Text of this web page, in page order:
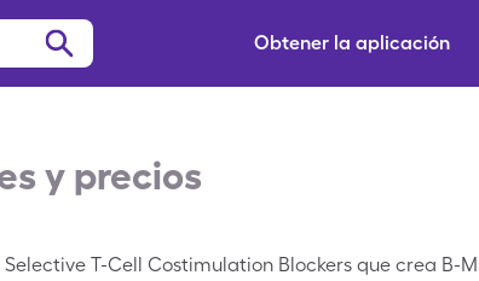
Obtener la aplicación
y precios
T-Cell Costimulation Blockers que crea B-M